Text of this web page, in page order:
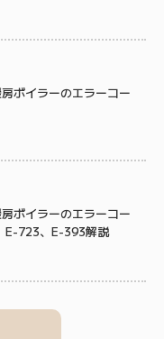
ボイラーのエラーコー
ボイラーのエラーコー
723、E-393解説